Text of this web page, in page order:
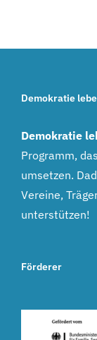
Demokratie
Demokratie
Programm,
umsetzen.
Vereine,
unterstützen!
Förderer